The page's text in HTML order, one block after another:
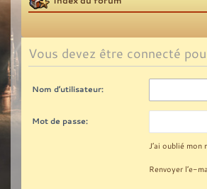
Vous devez être connecté
Nom d’utilisateur:
Mot de passe:
J’ai oublié mon
Renvoyer l’e-